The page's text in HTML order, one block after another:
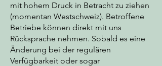
mit hohem Druck in Betracht zu ziehen
(momentan Westschweiz). Betroffene
Betriebe können direkt mit uns
Rücksprache nehmen. Sobald es eine
Änderung bei der regulären
Verfügbarkeit oder sogar